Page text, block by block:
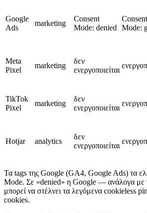
Google
Ads
marketing
Consent
Mode: denied
Consent
Mode:
Meta
Pixel
marketing
δεν
ενεργοποιείται
TikTok
Pixel
marketing
δεν
ενεργοποιείται
Hotjar analytics
δεν
ενεργοποιείται
Τα tags της Google (GA4, Google Ads) τα
Mode. Σε «denied» η Google — ανάλογα
μπορεί να στέλνει τα λεγόμενα cookieless
cookies.